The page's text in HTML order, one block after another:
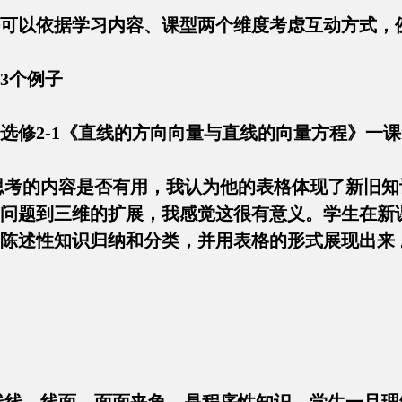
可以依据学习内容、课型两个维度考虑互动方
3个例子
修2-1《直线的方向向量与直线的向量方程》
的内容是否有用，我认为他的表格体现了新旧
题到三维的扩展，我感觉这很有意义。学生在
陈述性知识归纳和分类，并用表格的形式展现